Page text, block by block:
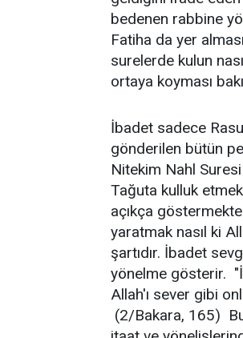
bedenen rabbine
Fatiha da yer
surelerde kulun
ortaya koyması
İbadet sadece
gönderilen bütün
Nitekim Nahl
Tağuta kulluk
açıkça
yaratmak nasıl ki
şartıdır. İbadet
yönelme gösterir.
Allah'ı sever gibi
(2/Bakara, 165)